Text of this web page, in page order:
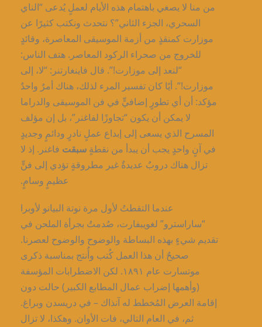
من منا لا يصغي باهتمام هذه الأيام لعملٍ يُدعى “الناي
السحري، الجزء الثاني”؟ نتحدث ونكتب كثيرًا عن
موزارت كمنقذٍ من أزمة الموسيقى المعاصرة، وقائدٍ
للخروج من صحراء الركود المعاصر. هتف الناس:
“لنعد إلى موزارت!”. قال فاينغارتنر: “لا، إلى
موزارت!”. أيًا كان تفسير المرء لذلك، هناك أمرٌ واحدٌ
مؤكد: أن أي تطورٍ إضافيٍّ في فن الموسيقى والدراما
لا يمكن أن يكون “تجاوزًا لفاغنر”، بل إن مؤلف
المسرح الذي يسعى إلى إبداع عملٍ نادرٍ ودائمٍ وجديدٍ
في آنٍ واحدٍ يجب أن يبدأ من نقطةٍ سبقت فاغنر. إذ لا
تزال هناك دروبٌ عديدةٌ غير مطروقةٍ تؤدي إلى فنٍّ
عظيمٍ وسامٍ.
عندما التقطتُ لأول مرة نوتة البيانو لأوبرا
“ساراسترو” لغويبفارت، صُدمتُ بجرأة الملحن في
تقديم شيءٍ بهذه البساطة والوضوح والوضوح لعصرنا.
صحيحٌ أن هذا العمل كُتب وأُنتج بمناسبة ذكرى
موتسارت عام ١٨٩١. لكن الاضطرابات المؤسفة
(وأهمها إضراب عمال المطابع الكبير) حالت دون
إقامة العرض المُخطط له آنذاك – في دريسدن وبراغ.
ثم، في العام التالي، فات الأوان. وهكذا، لا تزال